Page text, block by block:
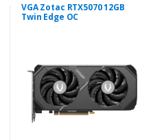
VGA Zotac RTX5070 12GB
Twin Edge OC